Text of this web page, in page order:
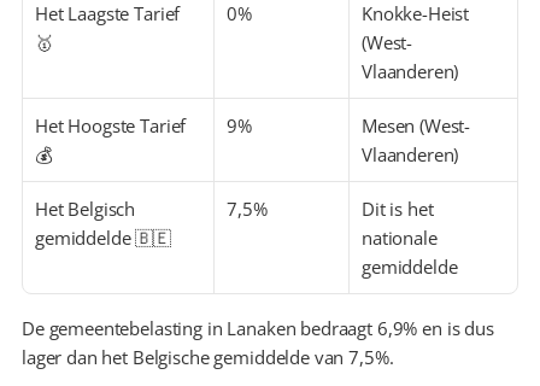
Het Laagste Tarief
🥇
0%
Knokke-Heist
(West-
Vlaanderen)
Het Hoogste Tarief
💰
9%
Mesen (West-
Vlaanderen)
Het Belgisch
gemiddelde 🇧🇪
7,5%
Dit is het
nationale
gemiddelde
De gemeentebelasting in Lanaken bedraagt 6,9% en is dus
lager dan het Belgische gemiddelde van 7,5%.